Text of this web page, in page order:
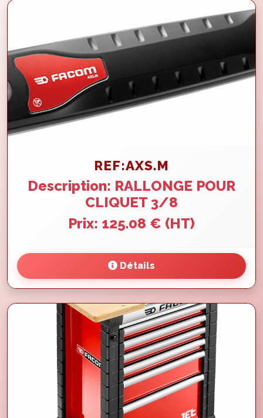
REF:AXS.M
Description: RALLONGE POUR
CLIQUET 3/8
Prix: 125.08 € (HT)
Détails